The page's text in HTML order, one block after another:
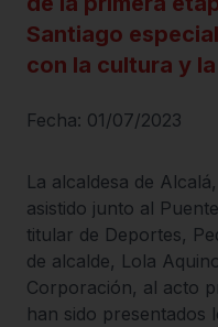
Santiago
con la cultura y
Fecha: 01/07/2023
La alcaldesa de
asistido junto al
titular de Deportes,
de alcalde, Lola
Corporación, al acto
han sido presentados